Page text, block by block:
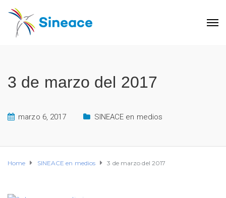
3 de marzo del 2017
marzo 6, 2017 SINEACE en medios
Home SINEACE en medios 3 de marzo del 2017